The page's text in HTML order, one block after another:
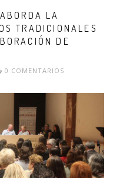
LA
TRADICIONALES
DE
0 COMENTARIOS